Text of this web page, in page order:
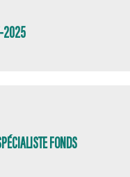
2025
FONDS